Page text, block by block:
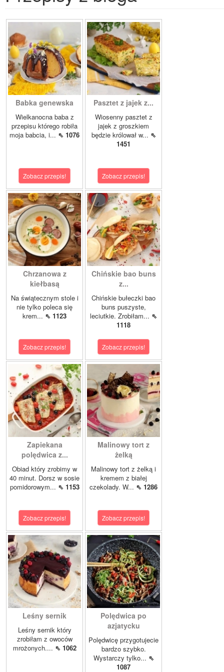
Babka genewska
Wielkanocna baba z
przepisu którego robiła
moja babcia, i... ⇖ 1076
Zobacz przepis!
Pasztet z jajek z...
Wiosenny pasztet z
jajek z groszkiem
będzie królował w... ⇖
1451
Zobacz przepis!
Chrzanowa z
kiełbasą
Na świątecznym stole i
nie tylko poleca się
krem... ⇖ 1123
Zobacz przepis!
Chińskie bao buns
z...
Chińskie bułeczki bao
buns puszyste,
leciutkie. Zrobiłam... ⇖
1118
Zobacz przepis!
Zapiekana
polędwica z...
Obiad który zrobimy w
40 minut. Dorsz w sosie
pomidorowym... ⇖ 1153
Zobacz przepis!
Malinowy tort z
żelką
Malinowy tort z żelką i
kremem z białej
czekolady. W... ⇖ 1286
Zobacz przepis!
Leśny sernik
Leśny sernik który
zrobiłam z owoców
mrożonych.... ⇖ 1062
Polędwica po
azjatycku
Polędwicę przygotujecie
bardzo szybko.
Wystarczy tylko... ⇖
1087